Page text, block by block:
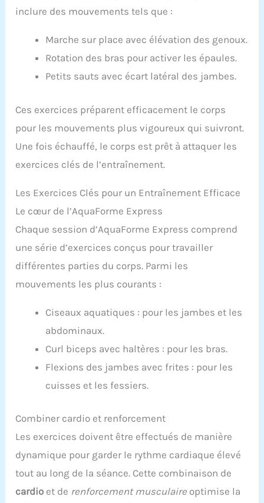
inclure des mouvements tels que :
Marche sur place avec élévation des genoux.
Rotation des bras pour activer les épaules.
Petits sauts avec écart latéral des jambes.
Ces exercices préparent efficacement le corps
pour les mouvements plus vigoureux qui suivront.
Une fois échauffé, le corps est prêt à attaquer les
exercices clés de l’entraînement.
Les Exercices Clés pour un Entraînement Efficace
Le cœur de l’AquaForme Express
Chaque session d’AquaForme Express comprend
une série d’exercices conçus pour travailler
différentes parties du corps. Parmi les
mouvements les plus courants :
Ciseaux aquatiques : pour les jambes et les
abdominaux.
Curl biceps avec haltères : pour les bras.
Flexions des jambes avec frites : pour les
cuisses et les fessiers.
Combiner cardio et renforcement
Les exercices doivent être effectués de manière
dynamique pour garder le rythme cardiaque élevé
tout au long de la séance. Cette combinaison de
cardio et de renforcement musculaire optimise la